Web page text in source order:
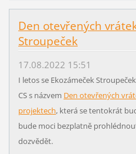
Den otevřených
Stroupeček
17.08.2022 15:51
I letos se Ekozámeček
CS s názvem Den otevřených
projektech, která se tentokrát
bude moci bezplatně
dozvědět.